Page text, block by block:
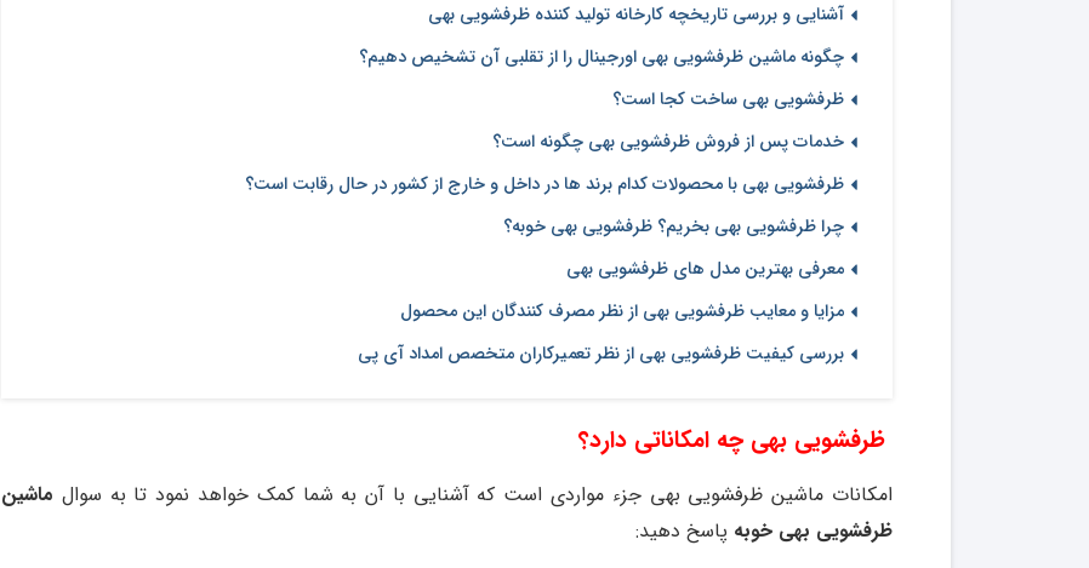
آشنایی و بررسی تاریخچه کارخانه تولید کننده ظرفشویی بهی
چگونه ماشین ظرفشویی بهی اورجینال را از تقلبی آن تشخیص دهیم؟
ظرفشویی بهی ساخت کجا است؟
خدمات پس از فروش ظرفشویی بهی چگونه است؟
ظرفشویی بهی با محصولات کدام برند ها در داخل و خارج از کشور در حال رقابت است؟
چرا ظرفشویی بهی بخریم؟ ظرفشویی بهی خوبه؟
معرفی بهترین مدل های ظرفشویی بهی
مزایا و معایب ظرفشویی بهی از نظر مصرف کنندگان این محصول
بررسی کیفیت ظرفشویی بهی از نظر تعمیرکاران متخصص امداد آی پی
ظرفشویی بهی چه امکاناتی دارد؟
امکانات ماشین ظرفشویی بهی جزء مواردی است که آشنایی با آن به شما کمک خواهد نمود تا به سوال ماشین
ظرفشویی بهی خوبه پاسخ دهید: